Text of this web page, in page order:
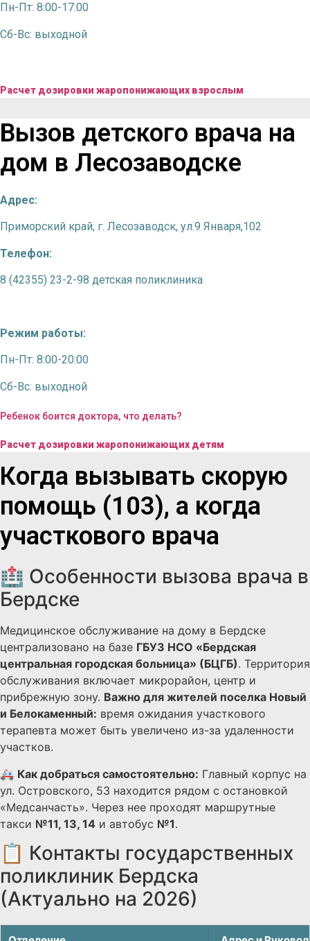
Пн-Пт: 8:00-17:00
Сб-Вс: выходной
Расчет дозировки жаропонижающих взрослым
Вызов детского врача на
дом в Лесозаводске
Адрес:
Приморский край, г. Лесозаводск, ул.9 Января,102
Телефон:
8 (42355) 23-2-98 детская поликлиника
Режим работы:
Пн-Пт: 8:00-20:00
Сб-Вс: выходной
Ребенок боится доктора, что делать?
Расчет дозировки жаропонижающих детям
Когда вызывать скорую
помощь (103), а когда
участкового врача
🏥 Особенности вызова врача в
Бердске
Медицинское обслуживание на дому в Бердске
централизовано на базе ГБУЗ НСО «Бердская
центральная городская больница» (БЦГБ). Территория
обслуживания включает микрорайон, центр и
прибрежную зону. Важно для жителей поселка Новый
и Белокаменный: время ожидания участкового
терапевта может быть увеличено из-за удаленности
участков.
🚑 Как добраться самостоятельно: Главный корпус на
ул. Островского, 53 находится рядом с остановкой
«Медсанчасть». Через нее проходят маршрутные
такси №11, 13, 14 и автобус №1.
📋 Контакты государственных
поликлиник Бердска
(Актуально на 2026)